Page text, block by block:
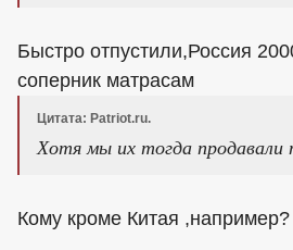
Быстро отпустили,Россия
соперник матрасам
Цитата: Patriot.ru.
Хотя мы их тогда продавали
Кому кроме Китая ,например?